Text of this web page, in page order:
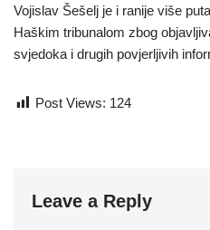
Vojislav Šešelj je i ranije više
Haškim tribunalom zbog
svjedoka i drugih povjerljivih
Post Views: 124
Leave a Reply